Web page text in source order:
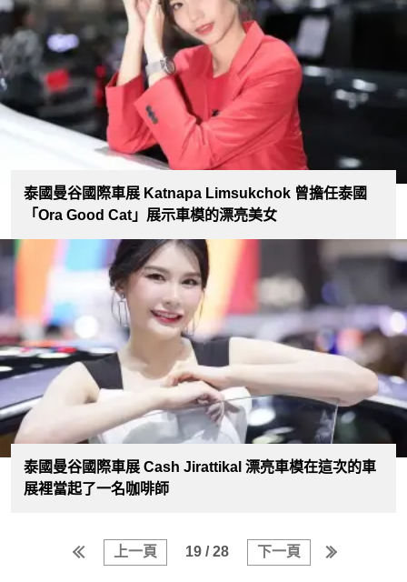
泰國曼谷國際車展 Katnapa Limsukchok 曾擔任泰國
「Ora Good Cat」展示車模的漂亮美女
泰國曼谷國際車展 Cash Jirattikal 漂亮車模在這次的車
展裡當起了一名咖啡師
上一頁 19 / 28 下一頁